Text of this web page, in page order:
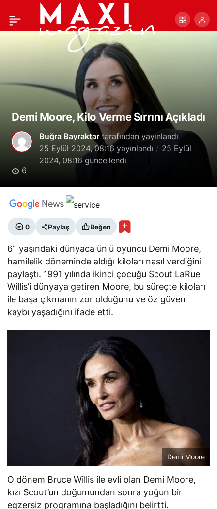
Demi Moore, Kilo Verme Sırrını Açıkladı
Buğra Bayraktar tarafından yayınlandı
25 Eylül 2024, 08:16 yayınlandı
25 Eylül
2024, 08:16 güncellendi
6
0 Paylaş Beğen
61 yaşındaki dünyaca ünlü oyuncu Demi Moore,
hamilelik döneminde aldığı kiloları nasıl verdiğini
paylaştı. 1991 yılında ikinci çocuğu Scout LaRue
Willis’i dünyaya getiren Moore, bu süreçte kiloları
ile başa çıkmanın zor olduğunu ve öz güven
kaybı yaşadığını ifade etti.
Demi Moore
O dönem Bruce Willis ile evli olan Demi Moore,
kızı Scout’un doğumundan sonra yoğun bir
egzersiz programına başladığını belirtti.
Monarşi Karşıtları:
“Kraliyet Ailesinin
Gerçek Maliyeti Yılda 510
Milyon Sterlin”
Paylaş